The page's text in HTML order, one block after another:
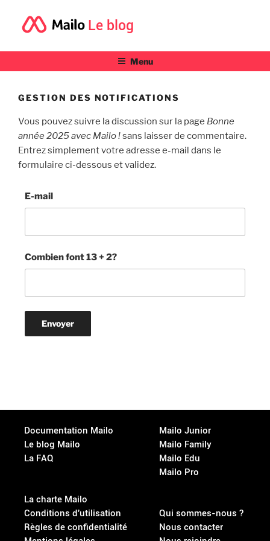
Le blog
Menu
GESTION DES NOTIFICATIONS
Vous pouvez suivre la discussion sur la page Bonne
année 2025 avec Mailo !sans laisser de commentaire.
Entrez simplement votre adresse e-mail dans le
formulaire ci-dessous et validez.
E-mail
Combien font 13 + 2?
Documentation Mailo
Le blog Mailo
La FAQ
La charte Mailo
Conditions d'utilisation
Règles de confidentialité
Mailo Junior
Mailo Family
Mailo Edu
Mailo Pro
Qui sommes-nous ?
Nous contacter